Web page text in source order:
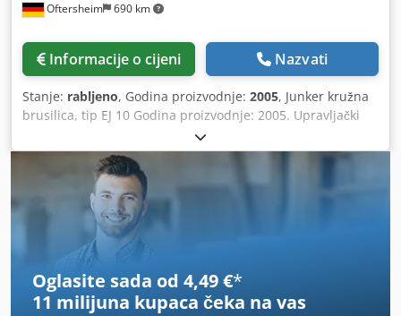
Oftersheim 690 km
Informacije o cijeni Nazvati
Stanje: rabljeno, Godina proizvodnje: 2005, Junker kružna
brusilica, tip EJ 10 Godina proizvodnje: 2005. Upravljački
sustav: Siemens Udaljenost između centara: 150 mm Visina
osi centrirajuće čeljusti: 100 mm Dwedpfxjznx Hcj Af Ssa
Maksimalna masa obratka: 5 kg Maksimalni promjer
brusne ploče: 400 mm Maksimalna širina brusne ploče: 63
mm Promjer otvora brusne ploče, Junkerov konus: 27 mm
Ponuda je namijenjena isključivo obrtnicima u smislu
članka 14. Zakona o obligacijskom pravu (BGB).
Oglasite sada od 4,49 €*
11 milijuna kupaca čeka na vas